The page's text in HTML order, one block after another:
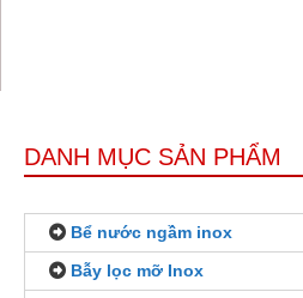
DANH MỤC SẢN PHẨM
Bể nước ngầm inox
Bẫy lọc mỡ Inox